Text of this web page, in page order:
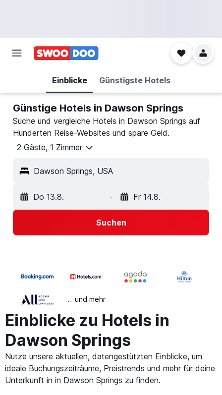
Einblicke Günstigste Hotels
Günstige Hotels in Dawson Springs
Suche und vergleiche Hotels in Dawson Springs auf
Hunderten Reise-Websites und spare Geld.
2 Gäste, 1 Zimmer
Dawson Springs, USA
Do 13.8. - Fr 14.8.
Suchen
… und mehr
Einblicke zu Hotels in
Dawson Springs
Nutze unsere aktuellen, datengestützten Einblicke, um
ideale Buchungszeiträume, Preistrends und mehr für deine
Unterkunft in in Dawson Springs zu finden.